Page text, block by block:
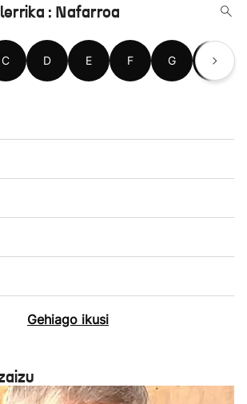
: Nafarroa
C D E F G H
Gehiago ikusi